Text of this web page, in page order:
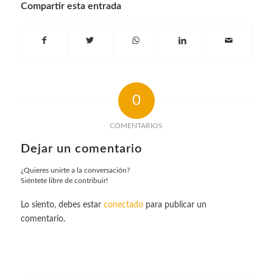
Compartir esta entrada
0
COMENTARIOS
Dejar un comentario
¿Quieres unirte a la conversación?
Siéntete libre de contribuir!
Lo siento, debes estar conectadopara publicar un
comentario.